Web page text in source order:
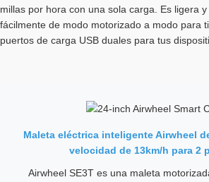
millas por hora con una sola carga. Es ligera
fácilmente de modo motorizado a modo para
puertos de carga USB duales para tus
Maleta eléctrica inteligente Airwheel
velocidad de 13km/h para 2
Airwheel SE3T es una maleta